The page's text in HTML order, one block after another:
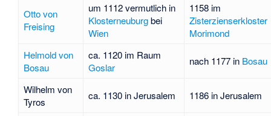
Otto von
Freising
um 1112 vermutlich in
Klosterneuburgbei
Wien
1158 im
Zisterzienserkloster
Morimond
Helmold von
Bosau
ca. 1120 im Raum
Goslar
nach 1177 in Bosau
Wilhelm von
Tyros
ca. 1130 in Jerusalem 1186 in Jerusalem